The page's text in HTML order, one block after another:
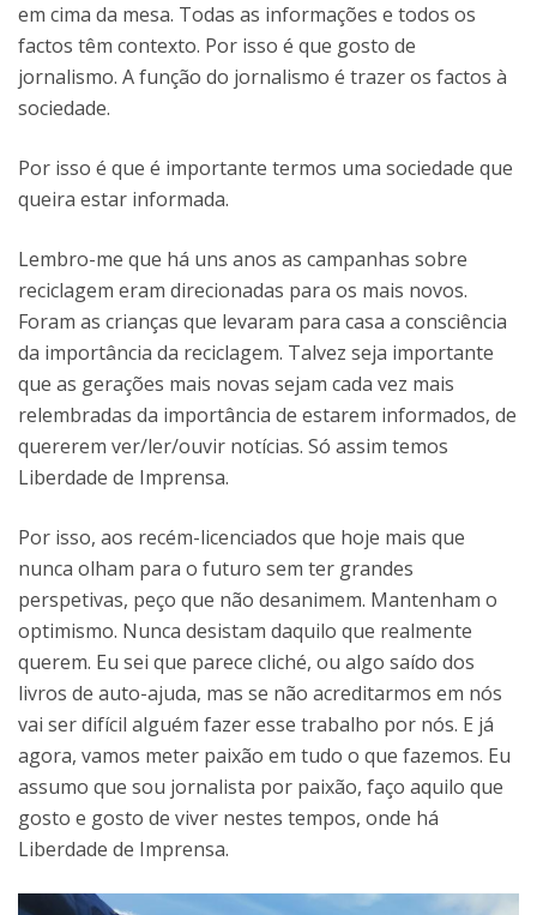
em cima da mesa. Todas as informações e todos os
factos têm contexto. Por isso é que gosto de
jornalismo. A função do jornalismo é trazer os factos à
sociedade.
Por isso é que é importante termos uma sociedade que
queira estar informada.
Lembro-me que há uns anos as campanhas sobre
reciclagem eram direcionadas para os mais novos.
Foram as crianças que levaram para casa a consciência
da importância da reciclagem. Talvez seja importante
que as gerações mais novas sejam cada vez mais
relembradas da importância de estarem informados, de
quererem ver/ler/ouvir notícias. Só assim temos
Liberdade de Imprensa.
Por isso, aos recém-licenciados que hoje mais que
nunca olham para o futuro sem ter grandes
perspetivas, peço que não desanimem. Mantenham o
optimismo. Nunca desistam daquilo que realmente
querem. Eu sei que parece cliché, ou algo saído dos
livros de auto-ajuda, mas se não acreditarmos em nós
vai ser difícil alguém fazer esse trabalho por nós. E já
agora, vamos meter paixão em tudo o que fazemos. Eu
assumo que sou jornalista por paixão, faço aquilo que
gosto e gosto de viver nestes tempos, onde há
Liberdade de Imprensa.